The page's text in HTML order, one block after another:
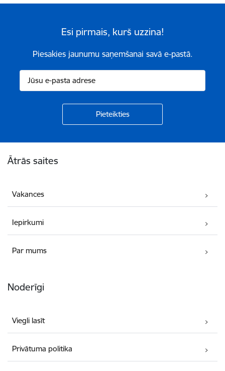
Esi pirmais, kurš uzzina!
Piesakies jaunumu saņemšanai savā e-pastā.
Ātrās saites
Vakances
Iepirkumi
Par mums
Noderīgi
Viegli lasīt
Privātuma politika